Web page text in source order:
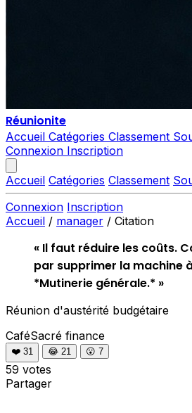
Réunionite
Accueil Catégories Classement
Connexion Inscription
Accueil Catégories Classement
Connexion Inscription
Accueil / manager / Citation
« Il faut réduire les coûts.
par supprimer la machine
*Mutinerie générale.* »
Réunion d'austérité budgétaire
CaféSacré finance
❤️ 31 😂 21 😮 7
59 votes
Partager